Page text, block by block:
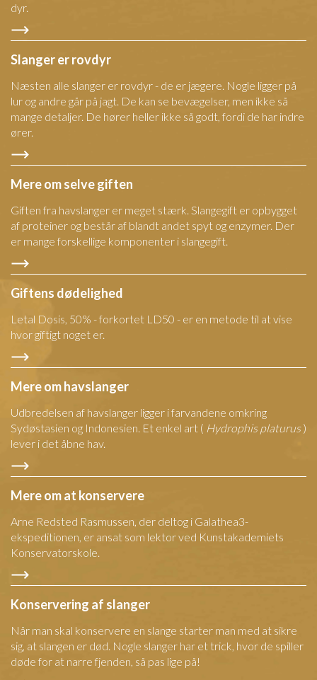
dyr.
Slanger er rovdyr
Næsten alle slanger er rovdyr - de er jægere. Nogle ligger på
lur og andre går på jagt. De kan se bevægelser, men ikke så
mange detaljer. De hører heller ikke så godt, fordi de har indre
ører.
Mere om selve giften
Giften fra havslanger er meget stærk. Slangegift er opbygget
af proteiner og består af blandt andet spyt og enzymer. Der
er mange forskellige komponenter i slangegift.
Giftens dødelighed
Letal Dosis, 50% - forkortet LD50 - er en metode til at vise
hvor giftigt noget er.
Mere om havslanger
Udbredelsen af havslanger ligger i farvandene omkring
Sydøstasien og Indonesien. Et enkel art ( Hydrophis platurus)
lever i det åbne hav.
Mere om at konservere
Arne Redsted Rasmussen, der deltog i Galathea3-
ekspeditionen, er ansat som lektor ved Kunstakademiets
Konservatorskole.
Konservering af slanger
Når man skal konservere en slange starter man med at sikre
sig, at slangen er død. Nogle slanger har et trick, hvor de spiller
døde for at narre fjenden, så pas lige på!